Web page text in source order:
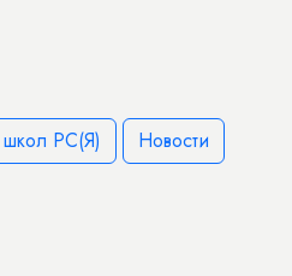
школ РС(Я) Новости